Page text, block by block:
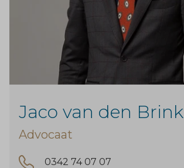
Jaco van den Brink
Advocaat
0342 74 07 07